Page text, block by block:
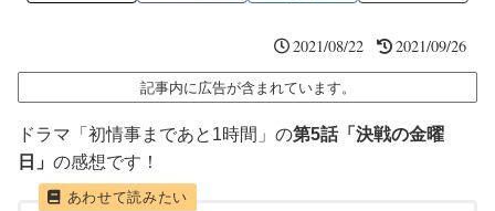
2021/08/22 2021/09/26
記事内に広告が含まれています。
ドラマ「初情事まであと1時間」の第5話「決戦の金曜
日」 の感想です！